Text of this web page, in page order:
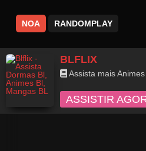
NOA RANDOMPLAY
BLFLIX
Assista mais
ASSISTIR